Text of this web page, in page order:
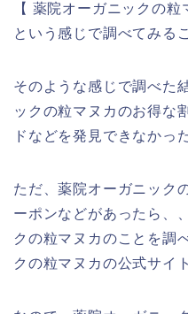
【 薬院オーガニックの
という感じで調べてみる
そのような感じで調べた
ックの粒マヌカのお得な
ドなどを発見できなかっ
ただ、薬院オーガニック
ーポンなどがあったら、
クの粒マヌカのことを調
クの粒マヌカの公式サイ